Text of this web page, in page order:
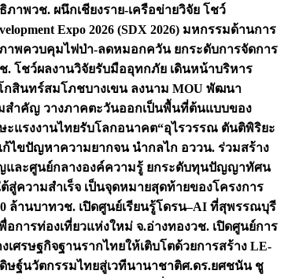
ภาพวช. ผนึกเชียงราย-เครือข่ายวิจัย โชว์
Expo 2026 (SDX 2026) มหกรรมด้านการ
าพควบคุมไฟป่า-ลดหมอกควัน ยกระดับการจัดการ
. โชว์ผลงานวิจัยรับมืออุทกภัย เดินหน้าบริหาร
สินทร์สมโภชบางเขน ลงนาม MOU พัฒนา
สำคัญ วางภาคตะวันออกเป็นพื้นที่ต้นแบบของ
ษะแรงงานไทยรับโลกอนาคต“อุไรวรรณ ตันติพิริยะ
ไขปัญหาความยากจน นำกลไก อววน. ร่วมสร้าง
ญและศูนย์กลางองค์ความรู้ ยกระดับทุนปัญญาทัศน
สู่ความสำเร็จ เป็นจุดหมายสุดท้ายของโครงการ
ล้านบาทวช. เปิดศูนย์เรียนรู้โดรน–AI ที่สุพรรณบุรี
อการท่องเที่ยวแห่งใหม่ จ.อ่างทองวช. เปิดศูนย์การ
เศรษฐกิจฐานรากไทยให้เติบโตด้วยการสร้าง LE-
ดิษฐ์นวัตกรรมไทยสู่เวทีนานาชาติศ.ดร.ยศชนัน ชู